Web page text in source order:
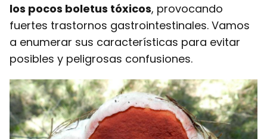
los pocos boletus tóxicos, provocando
fuertes trastornos gastrointestinales. Vamos
a enumerar sus características para evitar
posibles y peligrosas confusiones.